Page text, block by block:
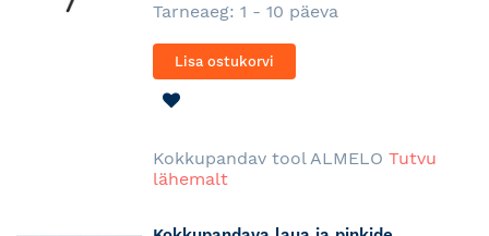
Tarneaeg: 1 - 10 päeva
Lisa ostukorvi
Kokkupandav tool ALMELO Tutvu
lähemalt